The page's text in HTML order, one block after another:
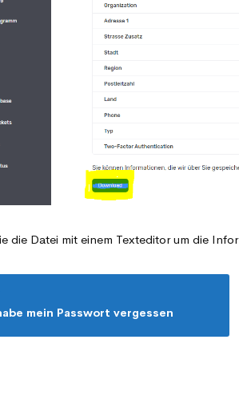
die Datei mit einem Texteditor um die
mein Passwort vergessen